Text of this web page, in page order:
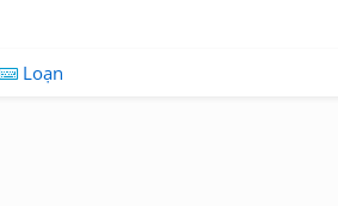
Loạn